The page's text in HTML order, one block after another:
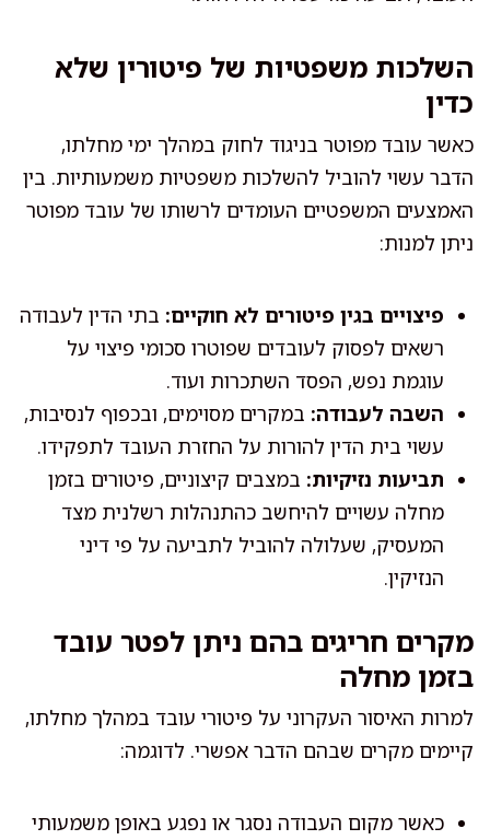
השלכות משפטיות של פיטורין שלא
כדין
כאשר עובד מפוטר בניגוד לחוק במהלך ימי מחלתו,
הדבר עשוי להוביל להשלכות משפטיות משמעותיות. בין
האמצעים המשפטיים העומדים לרשותו של עובד מפוטר
ניתן למנות:
פיצויים בגין פיטורים לא חוקיים: בתי הדין לעבודה
רשאים לפסוק לעובדים שפוטרו סכומי פיצוי על
עוגמת נפש, הפסד השתכרות ועוד.
השבה לעבודה: במקרים מסוימים, ובכפוף לנסיבות,
עשוי בית הדין להורות על החזרת העובד לתפקידו.
תביעות נזיקיות: במצבים קיצוניים, פיטורים בזמן
מחלה עשויים להיחשב כהתנהלות רשלנית מצד
המעסיק, שעלולה להוביל לתביעה על פי דיני
הנזיקין.
מקרים חריגים בהם ניתן לפטר עובד
בזמן מחלה
למרות האיסור העקרוני על פיטורי עובד במהלך מחלתו,
קיימים מקרים שבהם הדבר אפשרי. לדוגמה:
כאשר מקום העבודה נסגר או נפגע באופן משמעותי